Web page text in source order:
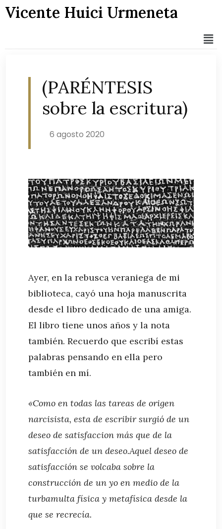
Vicente Huici Urmeneta
(PARÉNTESIS
sobre la escritura)
6 agosto 2020
Ayer, en la rebusca veraniega de mi
biblioteca, cayó una hoja manuscrita
desde el libro dedicado de una amiga.
El libro tiene unos años y la nota
también. Recuerdo que escribí estas
palabras pensando en ella pero
también en mí.
«Como en todas las tareas de origen
narcisista, esta de escribir surgió de un
deseo de satisfaccion más que de la
satisfacción de un deseo.Aquel deseo de
satisfacción se volcaba sobre la
construcción de un yo en medio de la
turbamulta física y metafísica desde la
que se recrecía.